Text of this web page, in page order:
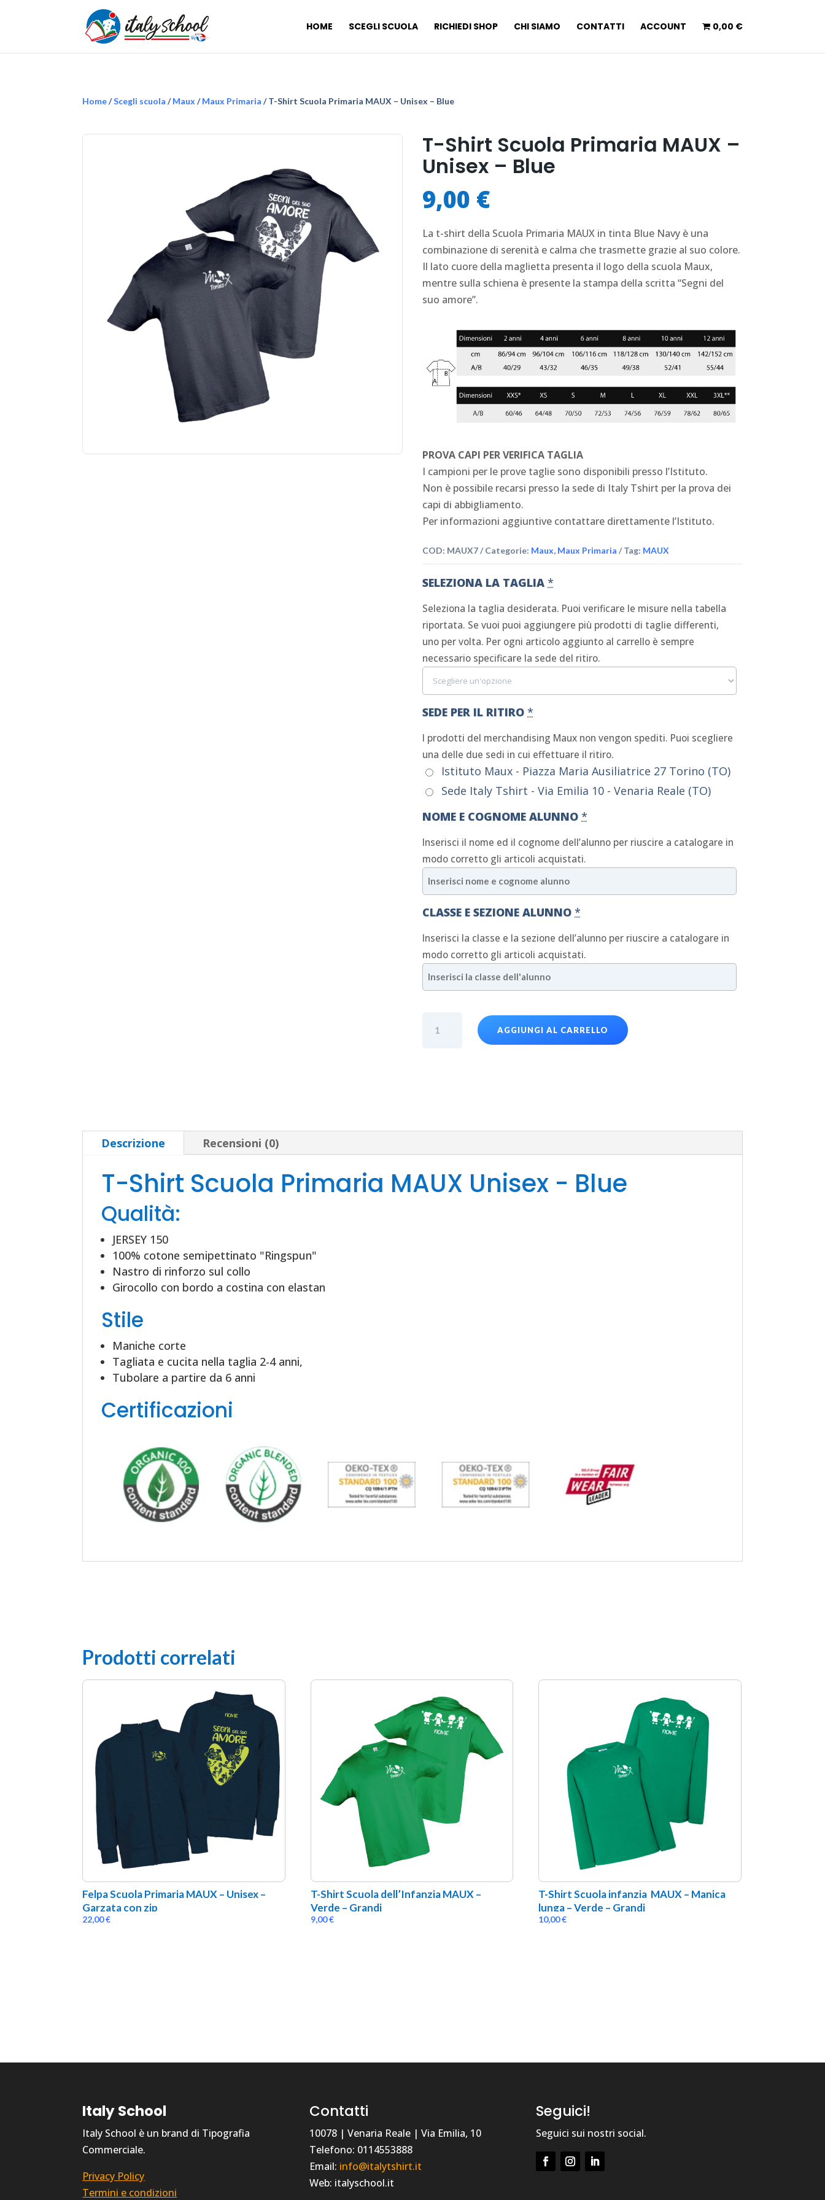
HOME SCEGLI SCUOLA RICHIEDI SHOP CHI SIAMO CONTATTI ACCOUNT 0,00 €
Home/Scegli scuola /Maux /Maux Primaria / T-Shirt Scuola Primaria MAUX – Unisex – Blue
T-Shirt Scuola Primaria MAUX –
Unisex – Blue
9,00 €
La t-shirt della Scuola Primaria MAUX in tinta Blue Navy è una
combinazione di serenità e calma che trasmette grazie al suo colore.
Il lato cuore della maglietta presenta il logo della scuola Maux,
mentre sulla schiena è presente la stampa della scritta “Segni del
suo amore”.
PROVA CAPI PER VERIFICA TAGLIA
I campioni per le prove taglie sono disponibili presso l’Istituto.
Non è possibile recarsi presso la sede di Italy Tshirt per la prova dei
capi di abbigliamento.
Per informazioni aggiuntive contattare direttamente l’Istituto.
COD: MAUX7 Categorie: Maux, Maux Primaria Tag: MAUX
SELEZIONA LA TAGLIA *
Seleziona la taglia desiderata. Puoi verificare le misure nella tabella
riportata. Se vuoi puoi aggiungere più prodotti di taglie differenti,
uno per volta. Per ogni articolo aggiunto al carrello è sempre
necessario specificare la sede del ritiro.
SEDE PER IL RITIRO *
I prodotti del merchandising Maux non vengon spediti. Puoi scegliere
una delle due sedi in cui effettuare il ritiro.
Istituto Maux - Piazza Maria Ausiliatrice 27 Torino (TO)
Sede Italy Tshirt - Via Emilia 10 - Venaria Reale (TO)
NOME E COGNOME ALUNNO *
Inserisci il nome ed il cognome dell’alunno per riuscire a catalogare in
modo corretto gli articoli acquistati.
CLASSE E SEZIONE ALUNNO *
Inserisci la classe e la sezione dell’alunno per riuscire a catalogare in
modo corretto gli articoli acquistati.
Shirt
-
Blue
AGGIUNGI AL CARRELLO
Descrizione Recensioni (0)
T-Shirt Scuola Primaria MAUX Unisex - Blue
Qualità:
JERSEY 150
100% cotone semipettinato "Ringspun"
Nastro di rinforzo sul collo
Girocollo con bordo a costina con elastan
Stile
Maniche corte
Tagliata e cucita nella taglia 2-4 anni,
Tubolare a partire da 6 anni
Certificazioni
Prodotti correlati
Felpa Scuola Primaria MAUX – Unisex –
Garzata con zip
22,00€
T-Shirt Scuola dell’Infanzia MAUX –
Verde – Grandi
9,00€
T-Shirt Scuola infanzia  MAUX – Manica
lunga – Verde – Grandi
10,00€
Italy School
Italy School è un brand di Tipografia
Commerciale.
Privacy Policy
Termini e condizioni
Contatti
10078 | Venaria Reale | Via Emilia, 10
Telefono: 0114553888
Email: info@italytshirt.it
Web: italyschool.it
Seguici!
Seguici sui nostri social.